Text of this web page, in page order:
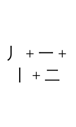
丿 + 一 +
丨 + 二